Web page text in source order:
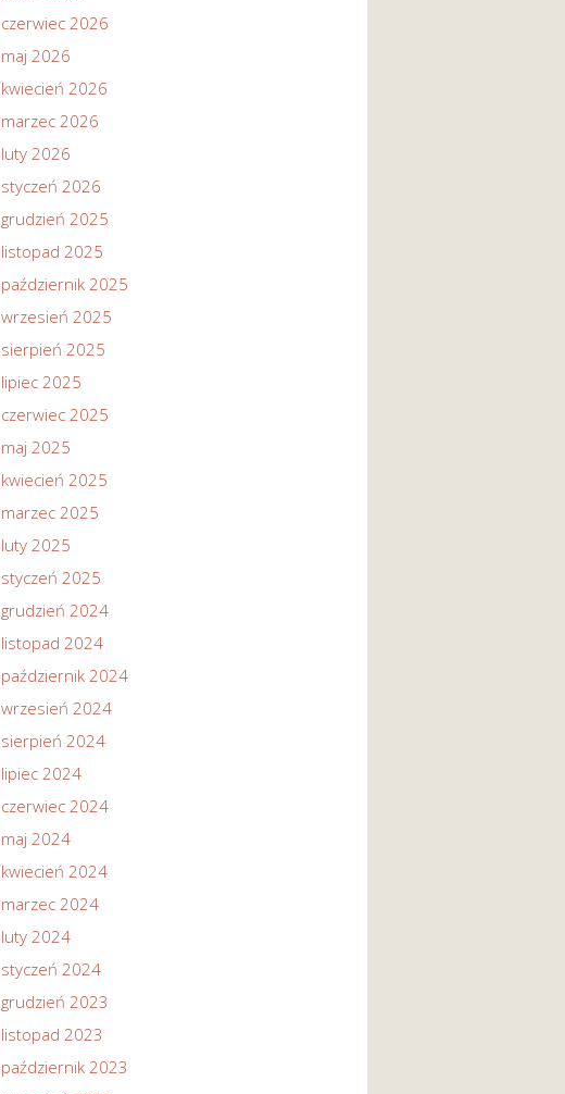
czerwiec 2026
maj 2026
kwiecień 2026
marzec 2026
luty 2026
styczeń 2026
grudzień 2025
listopad 2025
październik 2025
wrzesień 2025
sierpień 2025
lipiec 2025
czerwiec 2025
maj 2025
kwiecień 2025
marzec 2025
luty 2025
styczeń 2025
grudzień 2024
listopad 2024
październik 2024
wrzesień 2024
sierpień 2024
lipiec 2024
czerwiec 2024
maj 2024
kwiecień 2024
marzec 2024
luty 2024
styczeń 2024
grudzień 2023
listopad 2023
październik 2023